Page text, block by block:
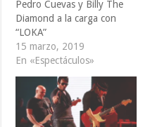
Pedro Cuevas y Billy The
Diamond a la carga con
“LOKA”
15 marzo, 2019
En «Espectáculos»